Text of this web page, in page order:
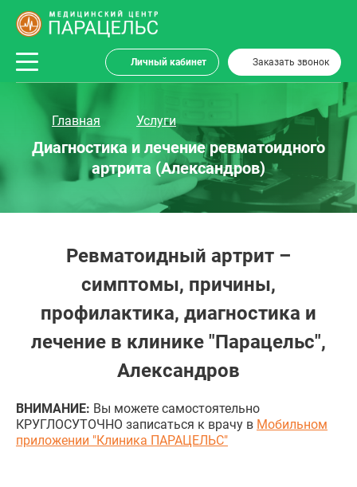
Личный кабинет Заказать звонок
Главная Услуги
Диагностика и лечение ревматоидного
артрита (Александров)
Ревматоидный артрит –
симптомы, причины,
профилактика, диагностика и
лечение в клинике "Парацельс",
Александров
ВНИМАНИЕ: Вы можете самостоятельно
КРУГЛОСУТОЧНО записаться к врачу в Мобильном
приложении "Клиника ПАРАЦЕЛЬС"